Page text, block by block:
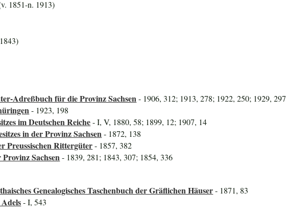
1851-n. 1913)
Adreßbuch für die Provinz Sachsen - 1906, 312; 1913, 278; 1922, 250; 1929, 297
- 1923, 198
im Deutschen Reiche- I, V, 1880, 58; 1899, 12; 1907, 14
in der Provinz Sachsen - 1872, 138
Preussischen Rittergüter- 1857, 382
Sachsen - 1839, 281; 1843, 307; 1854, 336
Genealogisches Taschenbuch der Gräflichen Häuser- 1871, 83
- I, 543